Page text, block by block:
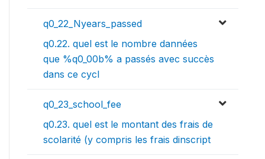
q0_22_Nyears_passed
q0.22. quel est le nombre dannées
que %q0_00b% a passés avec succès
dans ce cycl
q0_23_school_fee
q0.23. quel est le montant des frais de
scolarité (y compris les frais dinscript